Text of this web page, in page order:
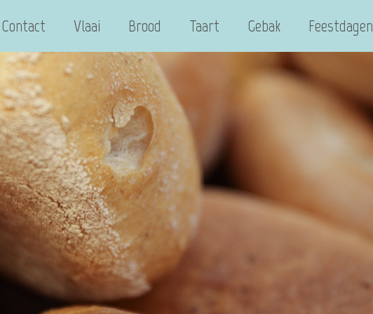
Contact Vlaai Brood Taart Gebak Feestdagen